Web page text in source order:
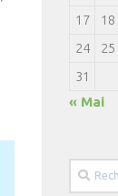
17
18
24
25
31
« Mai